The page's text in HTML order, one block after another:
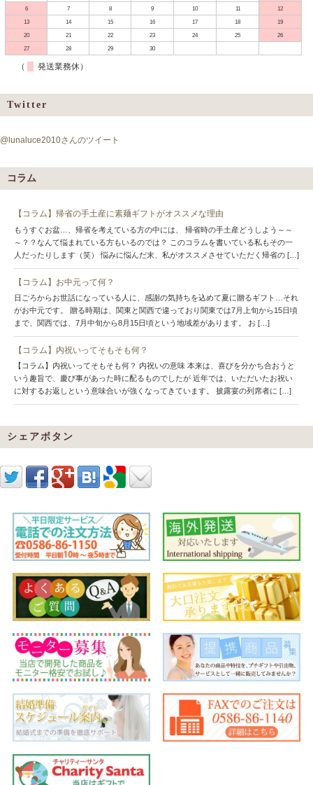
6
7 8 9 10 11
12
13
14 15 16 17 18
19
20
21 22 23 24 25
26
27
28 29 30
（ 発送業務休）
Twitter
@lunaluce2010さんのツイート
コラム
【コラム】帰省の手土産に素麺ギフトがオススメな理由
もうすぐお盆…、帰省を考えている方の中には、 帰省時の手土産どうしよう～～
～？？なんて悩まれている方もいるのでは？ このコラムを書いている私もその一
人だったりします（笑） 悩みに悩んだ末、私がオススメさせていただく帰省の […]
【コラム】お中元って何？
日ごろからお世話になっている人に、感謝の気持ちを込めて夏に贈るギフト…それ
がお中元です。 贈る時期は、関東と関西で違っており関東では7月上旬から15日頃
まで、関西では、7月中旬から8月15日頃という地域差があります。 お […]
【コラム】内祝いってそもそも何？
【コラム】内祝いってそもそも何？ 内祝いの意味 本来は、喜びを分かち合おうと
いう趣旨で、慶び事があった時に配るものでしたが 近年では、いただいたお祝い
に対するお返しという意味合いが強くなってきています。 披露宴の列席者に […]
シェアボタン